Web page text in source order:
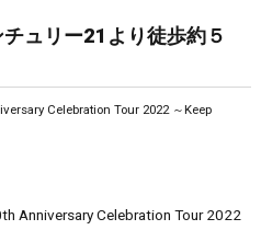
ュリー21より徒歩約５
Celebration Tour 2022 ～Keep
Anniversary Celebration Tour 2022